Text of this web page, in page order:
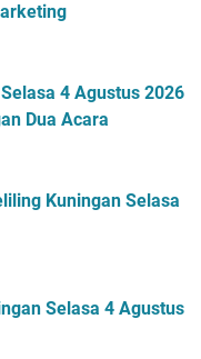
4 Agustus 2026
Dua Acara
Kuningan Selasa
Selasa 4 Agustus